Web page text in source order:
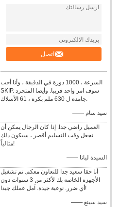
اتصل
السرعة ، 1000 دورة في الدقيقة ، وأنا أحب
SKIP. سوف امر واحد قريبا. وأيضا المتجرد
جامدة ل 630 ملم بكرة ، 61 الأسلاك.
—— سيد سام
العميل راضي جدا. إذا كان الرجال يمكن أن
تجعل وقت التسليم أقصر ، سيكون ذلك
مثالياً!
—— السيدة ليانا
أنا حقا سعيد جدا للتعاون معكم. تم تشغيل
الأجهزة الخاصة بك لأكثر من 3 سنوات دون
أي ضرر. نوعية جيدة. آمل عملك جيدا!
—— سيد سينغ